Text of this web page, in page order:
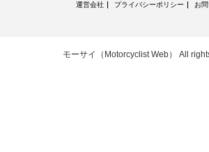
運営会社 プライバシーポリシー お
モーサイ（Motorcyclist Web） All